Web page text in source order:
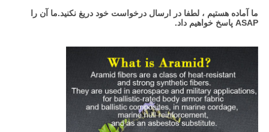
ما آماده هستیم ، لطفا در ارسال درخواست خود دریغ نکنید.ما آن را
ASAP پاسخ خواهیم داد.